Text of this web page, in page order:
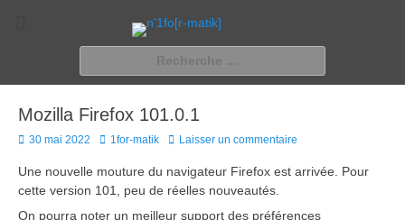
n'1fo[r-matik]
Pour les nymphos d'infos en info…
Mozilla Firefox 101.0.1
Posted
30 mai 2022 Author
1for-matik Laisser un commentaire
Une nouvelle mouture du navigateur Firefox est arrivée. Pour
cette version 101, peu de réelles nouveautés.
On pourra noter un meilleur support des préférences